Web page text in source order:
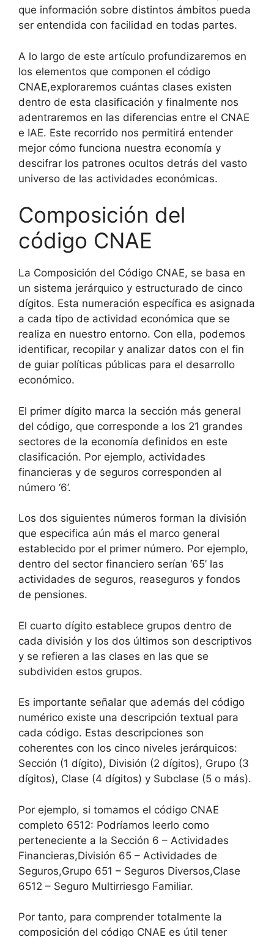
que información sobre distintos ámbitos pueda
ser entendida con facilidad en todas partes.
A lo largo de este artículo profundizaremos en
los elementos que componen el código
CNAE,exploraremos cuántas clases existen
dentro de esta clasificación y finalmente nos
adentraremos en las diferencias entre el CNAE
e IAE. Este recorrido nos permitirá entender
mejor cómo funciona nuestra economía y
descifrar los patrones ocultos detrás del vasto
universo de las actividades económicas.
Composición del
código CNAE
La Composición del Código CNAE, se basa en
un sistema jerárquico y estructurado de cinco
dígitos. Esta numeración específica es asignada
a cada tipo de actividad económica que se
realiza en nuestro entorno. Con ella, podemos
identificar, recopilar y analizar datos con el fin
de guiar políticas públicas para el desarrollo
económico.
El primer dígito marca la sección más general
del código, que corresponde a los 21 grandes
sectores de la economía definidos en este
clasificación. Por ejemplo, actividades
financieras y de seguros corresponden al
número ‘6’.
Los dos siguientes números forman la división
que especifica aún más el marco general
establecido por el primer número. Por ejemplo,
dentro del sector financiero serían ‘65’ las
actividades de seguros, reaseguros y fondos
de pensiones.
El cuarto dígito establece grupos dentro de
cada división y los dos últimos son descriptivos
y se refieren a las clases en las que se
subdividen estos grupos.
Es importante señalar que además del código
numérico existe una descripción textual para
cada código. Estas descripciones son
coherentes con los cinco niveles jerárquicos:
Sección (1 dígito), División (2 dígitos), Grupo (3
dígitos), Clase (4 dígitos) y Subclase (5 o más).
Por ejemplo, si tomamos el código CNAE
completo 6512: Podríamos leerlo como
perteneciente a la Sección 6 – Actividades
Financieras,División 65 – Actividades de
Seguros,Grupo 651 – Seguros Diversos,Clase
6512 – Seguro Multirriesgo Familiar.
Por tanto, para comprender totalmente la
composición del código CNAE es útil tener